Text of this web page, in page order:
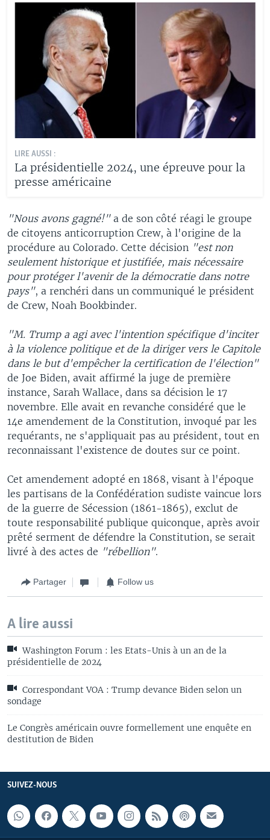
LIRE AUSSI :
La présidentielle 2024, une épreuve pour la
presse américaine
"Nous avons gagné!"a de son côté réagi le groupe
de citoyens anticorruption Crew, à l'origine de la
procédure au Colorado. Cette décision "est non
seulement historique et justifiée, mais nécessaire
pour protéger l'avenir de la démocratie dans notre
pays", a renchéri dans un communiqué le président
de Crew, Noah Bookbinder.
"M. Trump a agi avec l'intention spécifique d'inciter
à la violence politique et de la diriger vers le Capitole
dans le but d'empêcher la certification de l'élection"
de Joe Biden, avait affirmé la juge de première
instance, Sarah Wallace, dans sa décision le 17
novembre. Elle avait en revanche considéré que le
14e amendement de la Constitution, invoqué par les
requérants, ne s'appliquait pas au président, tout en
reconnaissant l'existence de doutes sur ce point.
Cet amendement adopté en 1868, visant à l'époque
les partisans de la Confédération sudiste vaincue lors
de la guerre de Sécession (1861-1865), exclut de
toute responsabilité publique quiconque, après avoir
prêté serment de défendre la Constitution, se serait
livré à des actes de "rébellion".
Partager Follow us
A lire aussi
Washington Forum : les Etats-Unis à un an de la
présidentielle de 2024
Correspondant VOA : Trump devance Biden selon un
sondage
Le Congrès américain ouvre formellement une enquête en
destitution de Biden
SUIVEZ-NOUS